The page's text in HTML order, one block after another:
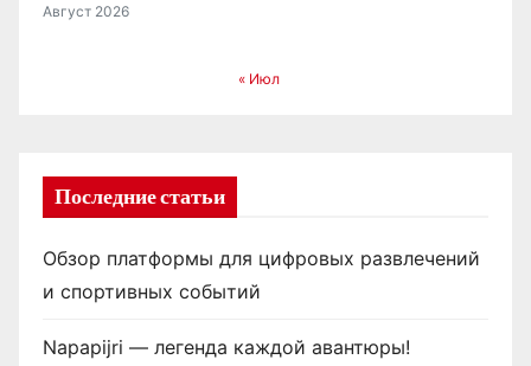
Август 2026
« Июл
Последние статьи
Обзор платформы для цифровых развлечений
и спортивных событий
Napapijri — легенда каждой авантюры!